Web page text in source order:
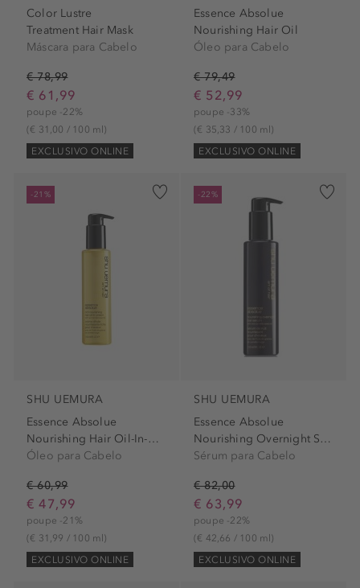
Color Lustre
Treatment Hair Mask
Máscara para Cabelo
€ 78,99
€ 61,99
poupe -22%
(€ 31,00 / 100 ml)
EXCLUSIVO ONLINE
Essence Absolue
Nourishing Hair Oil
Óleo para Cabelo
€ 79,49
€ 52,99
poupe -33%
(€ 35,33 / 100 ml)
EXCLUSIVO ONLINE
-21%
SHU UEMURA
Essence Absolue
Nourishing Hair Oil-In-Cream
Óleo para Cabelo
€ 60,99
€ 47,99
poupe -21%
(€ 31,99 / 100 ml)
EXCLUSIVO ONLINE
-22%
SHU UEMURA
Essence Absolue
Nourishing Overnight Serum
Sérum para Cabelo
€ 82,00
€ 63,99
poupe -22%
(€ 42,66 / 100 ml)
EXCLUSIVO ONLINE